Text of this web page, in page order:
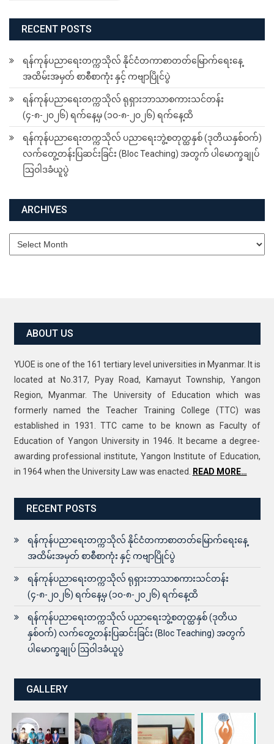
RECENT POSTS
ရန်ကုန်ပညာရေးတက္ကသိုလ် နိုင်ငံတကာစာတတ်မြောက်ရေးနေ့
အထိမ်းအမှတ် စာစီစာကုံး နှင့် ကဗျာပြိုင်ပွဲ
ရန်ကုန်ပညာရေးတက္ကသိုလ် ရုရှားဘာသာစကားသင်တန်း
(၄-၈-၂၀၂၆) ရက်နေ့မှ (၁၀-၈-၂၀၂၆) ရက်နေ့ထိ
ရန်ကုန်ပညာရေးတက္ကသိုလ် ပညာရေးဘွဲ့စတုတ္ထနှစ် (ဒုတိယနှစ်ဝက်)
လက်တွေ့တန်းပြဆင်းခြင်း (Bloc Teaching) အတွက် ပါမောက္ခချုပ်
ဩဝါဒခံယူပွဲ
ARCHIVES
Archives
ABOUT US
YUOE is one of the 161 tertiary level universities in Myanmar. It is
located at No.317, Pyay Road, Kamayut Township, Yangon
Region, Myanmar. The University of Education which was
formerly named the Teacher Training College (TTC) was
established in 1931. TTC came to be known as Faculty of
Education of Yangon University in 1946. It became a degree-
awarding professional institute, Yangon Institute of Education,
in 1964 when the University Law was enacted.
READ MORE…
RECENT POSTS
ရန်ကုန်ပညာရေးတက္ကသိုလ် နိုင်ငံတကာစာတတ်မြောက်ရေးနေ့
အထိမ်းအမှတ် စာစီစာကုံး နှင့် ကဗျာပြိုင်ပွဲ
ရန်ကုန်ပညာရေးတက္ကသိုလ် ရုရှားဘာသာစကားသင်တန်း
(၄-၈-၂၀၂၆) ရက်နေ့မှ (၁၀-၈-၂၀၂၆) ရက်နေ့ထိ
ရန်ကုန်ပညာရေးတက္ကသိုလ် ပညာရေးဘွဲ့စတုတ္ထနှစ် (ဒုတိယ
နှစ်ဝက်) လက်တွေ့တန်းပြဆင်းခြင်း (Bloc Teaching) အတွက်
ပါမောက္ခချုပ် ဩဝါဒခံယူပွဲ
GALLERY